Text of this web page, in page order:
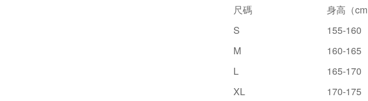
尺碼
身高（cm
S
155-160
M
160-165
L
165-170
XL
170-175